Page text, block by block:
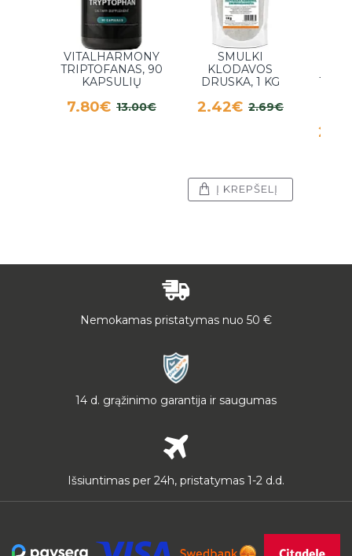
VITALHARMONY
TRIPTOFANAS, 90
KAPSULIŲ
7.80€ 13.00€
SMULKI
KLODAVOS
DRUSKA, 1 KG
2.42€ 2.69€
Į KREPŠELĮ
Nemokamas pristatymas nuo 50 €
14 d. grąžinimo garantija ir saugumas
Išsiuntimas per 24h, pristatymas 1-2 d.d.